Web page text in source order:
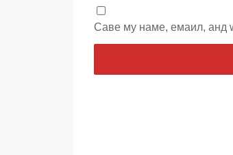
Саве мy наме, емаил, анд